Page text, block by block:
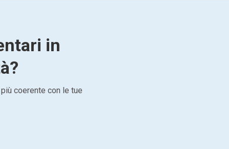
in
coerente con le tue